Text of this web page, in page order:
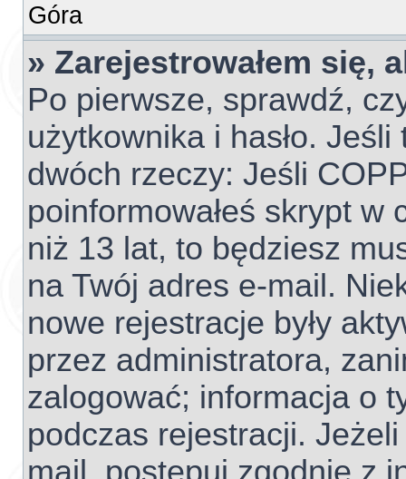
Góra
» Zarejestrowałem się,
Po pierwsze, sprawdź,
użytkownika i hasło.
dwóch rzeczy: Jeśli
poinformowałeś skrypt
niż 13 lat, to będziesz
na Twój adres e-mail.
nowe rejestracje były
przez administratora,
zalogować; informacja o
podczas rejestracji. Jeżeli
mail, postępuj zgodnie z